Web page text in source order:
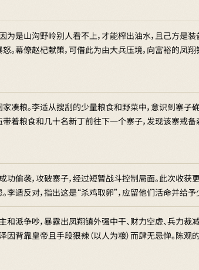
为是山沟野岭别人看不上，才能榨出油水，且己方是
。幕僚赵杞献策，可借此为由大兵压境，向富裕的凤
凑粮。李适从搜刮的少量粮食和野菜中，意识到寨子
带着粮食和几十名新丁前往下一个寨子，发现该寨戒
功偷袭，攻破寨子，经过短暂战斗控制局面。此次收
李适反对，指出这是“杀鸡取卵”，应留他们活命并给
和派争吵，暴露出凤翔镇外强中干、财力空虚、兵力
因背靠皇帝且手段狠辣（以人为粮）而肆无忌惮。陈